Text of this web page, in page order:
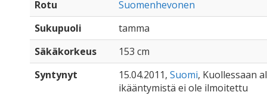
Rotu
Suomenhevonen
Sukupuoli
tamma
Säkäkorkeus
153 cm
Syntynyt
15.04.2011, Suomi, Kuollessaan
ikääntymistä ei ole ilmoitettu